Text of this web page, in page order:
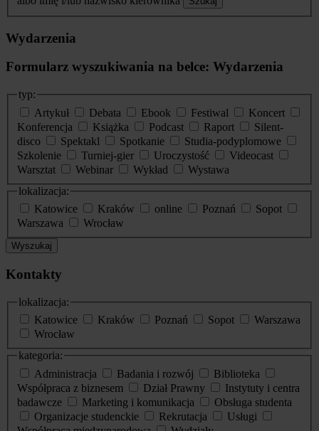
Wydarzenia
Formularz wyszukiwania na belce: Wydarzenia
typ:
Artykuł
Debata Ebook Festiwal
Koncert
Konferencja
Książka Podcast Raport
Silent-
disco
Spektakl Spotkanie
Studia-podyplomowe
Szkolenie
Turniej-gier Uroczystość
Videocast
Warsztat
Webinar Wykład
Wystawa
lokalizacja:
Katowice
Kraków online Poznań
Sopot
Warszawa
Wrocław
Wyszukaj
Kontakty
lokalizacja:
Katowice
Kraków Poznań Sopot
Warszawa
Wrocław
kategoria:
Administracja
Badania i rozwój
Biblioteka
Współpraca z biznesem
Dział Prawny
Instytuty i centra
badawcze
Marketing i komunikacja
Obsługa studenta
Organizacje studenckie
Rekrutacja
Usługi